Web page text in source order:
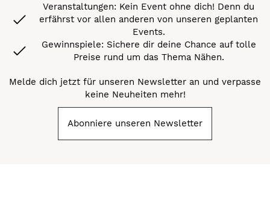
Veranstaltungen: Kein Event ohne dich! Denn du
erfährst vor allen anderen von unseren geplanten
Events.
Gewinnspiele: Sichere dir deine Chance auf tolle
Preise rund um das Thema Nähen.
Melde dich jetzt für unseren Newsletter an und verpasse
keine Neuheiten mehr!
Abonniere unseren Newsletter